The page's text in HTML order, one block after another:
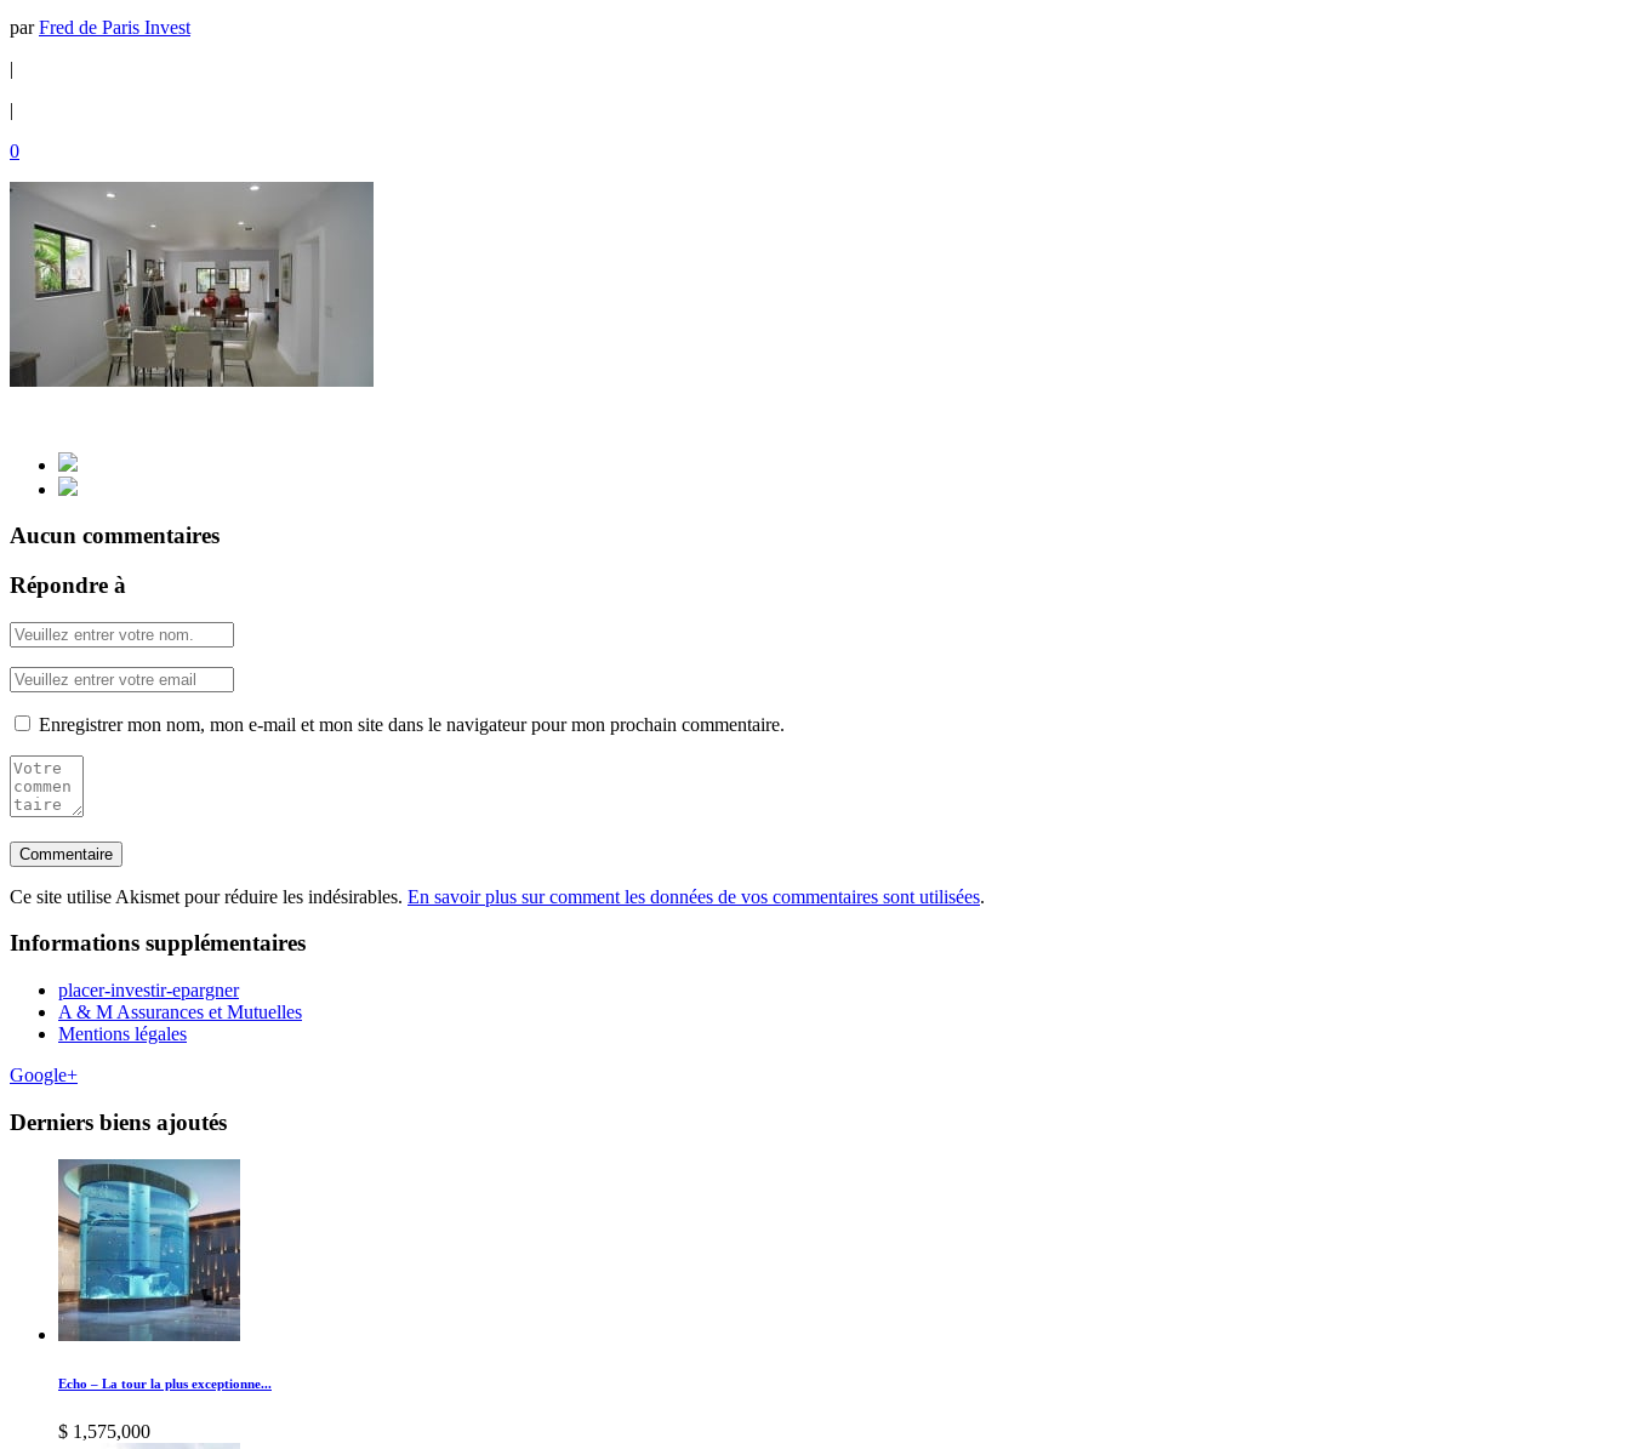
parFred de Paris Invest
|
|
0
Aucun commentaires
Répondre à
Enregistrer mon nom, mon e-mail et mon site dans le navigateur pour mon prochain commentaire.
Ce site utilise Akismet pour réduire les indésirables. En savoir plus sur comment les données de vos commentaires sont utilisées.
Informations supplémentaires
placer-investir-epargner
A & M Assurances et Mutuelles
Mentions légales
Google+
Derniers biens ajoutés
Echo – La tour la plus exceptionne...
$ 1,575,000